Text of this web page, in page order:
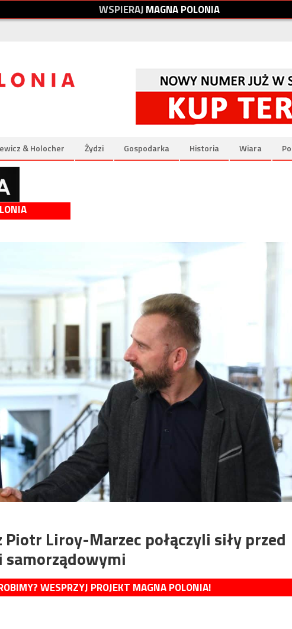
WSPIERAJMAGNAPOLONIA
& Holocher Żydzi Gospodarka Historia Wiara
Liroy-Marzec połączyli siły przed
WESPRZYJ PROJEKT MAGNA POLONIA!